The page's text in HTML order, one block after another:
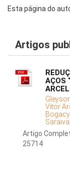
Esta página do
Artigos
AÇOS
Vitor
Saraiva;
Artigo
25714